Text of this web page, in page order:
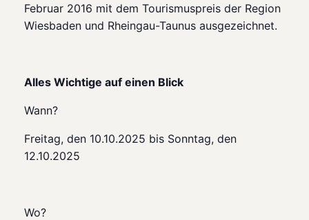
Februar 2016 mit dem Tourismuspreis der Region
Wiesbaden und Rheingau-Taunus ausgezeichnet.
Alles Wichtige auf einen Blick
Wann?
Freitag, den 10.10.2025 bis Sonntag, den
12.10.2025
Wo?